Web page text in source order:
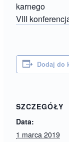
karnego
VIII
Dodaj do
SZCZEGÓŁY
Data:
1 marca 2019